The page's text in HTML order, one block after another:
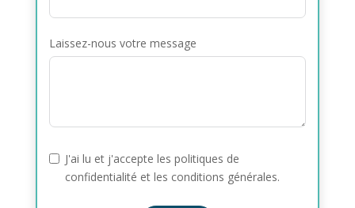
Laissez-nous votre message
J'ai lu et j'accepte les politiques de
confidentialité et les conditions générales.